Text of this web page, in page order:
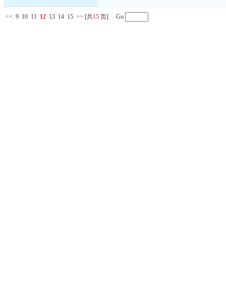
<< 9 10 11 12 13 14 15 >> [共15 页] Go